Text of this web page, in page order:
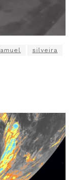
silveira